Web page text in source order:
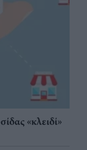
«κλειδί»